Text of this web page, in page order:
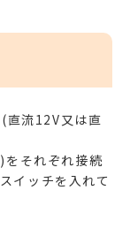
直流12V又は直
をそれぞれ接続
イッチを入れて